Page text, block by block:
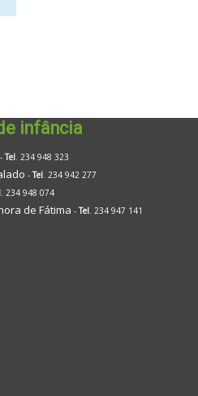
infância
-Tel. 234 948 323
-Tel. 234 942 277
. 234 948 074
de Fátima -Tel. 234 947 141